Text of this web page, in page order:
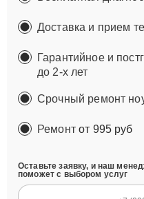
Доставка и прием
Гарантийное и
до 2-х лет
Срочный ремонт
Ремонтот 995 руб
Оставьте заявку, и наш
поможет с выбором услуг